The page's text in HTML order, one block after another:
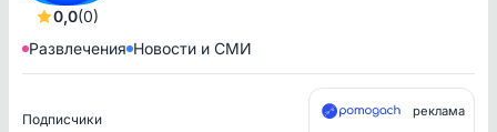
0,0(0)
Развлечения Новости и СМИ
Подписчики реклама